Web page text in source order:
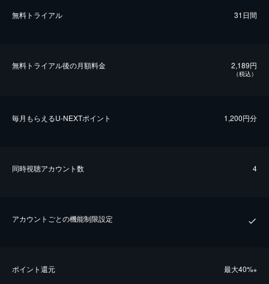
無料トライアル 31日間
無料トライアル後の⽉額料金 2,189円
（税込）
毎⽉もらえるU-NEXTポイント 1,200円分
同時視聴アカウント数 4
アカウントごとの機能制限設定
ポイント還元 最⼤40%※